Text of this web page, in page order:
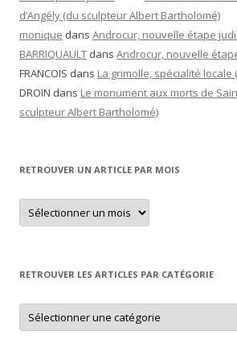
d’Angély (du sculpteur Albert Bartholomé)
monique dans Androcur, nouvelle étape
BARRIQUAULT dans Androcur, nouvelle
FRANCOIS dans La grimolle, spécialité locale
DROIN dans Le monument aux morts de
sculpteur Albert Bartholomé)
RETROUVER UN ARTICLE PAR MOIS
Retrouver
un
article
RETROUVER LES ARTICLES PAR CATÉGORIE
Retrouver
les
articles